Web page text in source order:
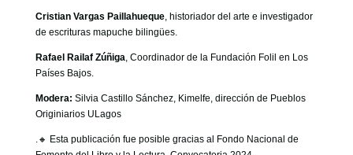
Cristian Vargas Paillahueque, historiador del arte e investigador
de escrituras mapuche bilingües.
Rafael Railaf Zúñiga , Coordinador de la Fundación Folil en Los
Países Bajos.
Modera: Silvia Castillo Sánchez, Kimelfe, dirección de Pueblos
Originiarios ULagos
.🔸 Esta publicación fue posible gracias al Fondo Nacional de